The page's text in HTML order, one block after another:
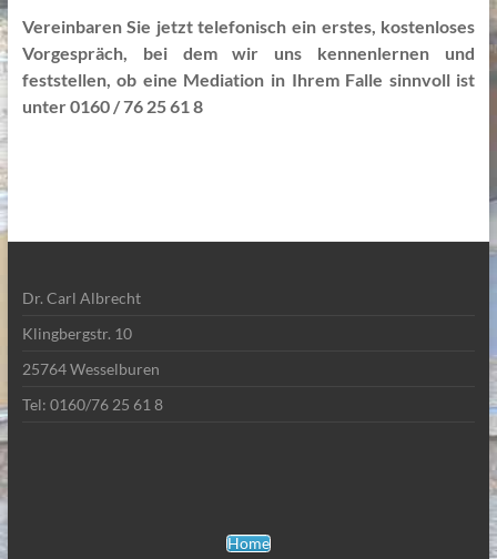
Vereinbaren Sie jetzt telefonisch ein erstes, kostenloses
Vorgespräch, bei dem wir uns kennenlernen und
feststellen, ob eine Mediation in Ihrem Falle sinnvoll ist
unter 0160 / 76 25 61 8
Dr. Carl Albrecht
Klingbergstr. 10
25764 Wesselburen
Tel: 0160/76 25 61 8
Home